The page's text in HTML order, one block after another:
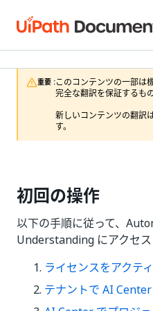
重要 :このコンテンツの一部は
完全な翻訳を保証するも
新しいコンテンツの翻訳
す。
初回の操作
以下の手順に従って、
Understanding にアクセス
ライセンスをアクテ
テナントで AI